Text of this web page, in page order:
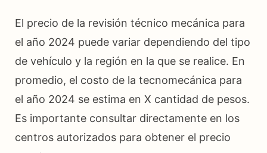
El precio de la revisión técnico mecánica para
el año 2024 puede variar dependiendo del tipo
de vehículo y la región en la que se realice. En
promedio, el costo de la tecnomecánica para
el año 2024 se estima en X cantidad de pesos.
Es importante consultar directamente en los
centros autorizados para obtener el precio